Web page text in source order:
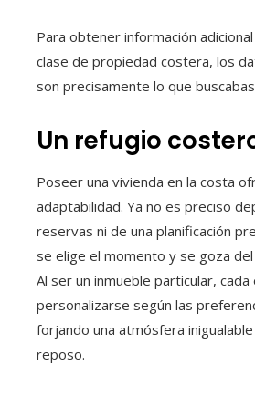
Para obtener información
clase de propiedad costera, los
son precisamente lo que
Un refugio
Poseer una vivienda en la costa
adaptabilidad. Ya no es preciso
reservas ni de una planificación
se elige el momento y se goza
Al ser un inmueble particular,
personalizarse según las
forjando una atmósfera
reposo.